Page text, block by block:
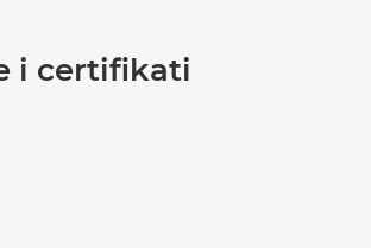
i certifikati